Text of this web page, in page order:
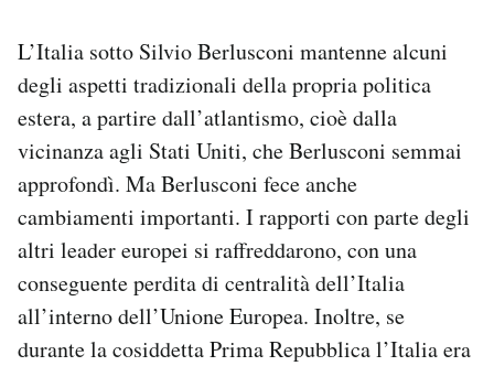
L’Italia sotto Silvio Berlusconi mantenne alcuni
degli aspetti tradizionali della propria politica
estera, a partire dall’atlantismo, cioè dalla
vicinanza agli Stati Uniti, che Berlusconi semmai
approfondì. Ma Berlusconi fece anche
cambiamenti importanti. I rapporti con parte degli
altri leader europei si raffreddarono, con una
conseguente perdita di centralità dell’Italia
all’interno dell’Unione Europea. Inoltre, se
durante la cosiddetta Prima Repubblica l’Italia era